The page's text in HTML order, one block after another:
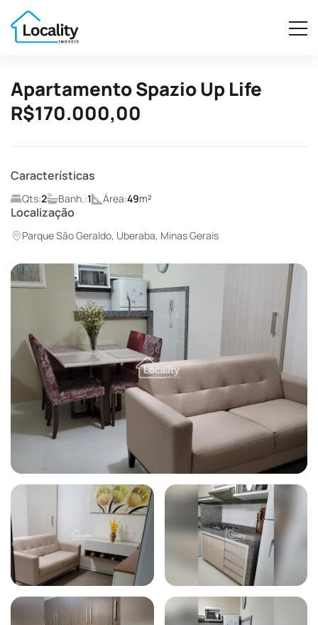
Apartamento Spazio Up Life
R$170.000,00
Características
Qts:2 Banh.:1 Área:49m²
Localização
Parque São Geraldo, Uberaba, Minas Gerais
Todas as fotos